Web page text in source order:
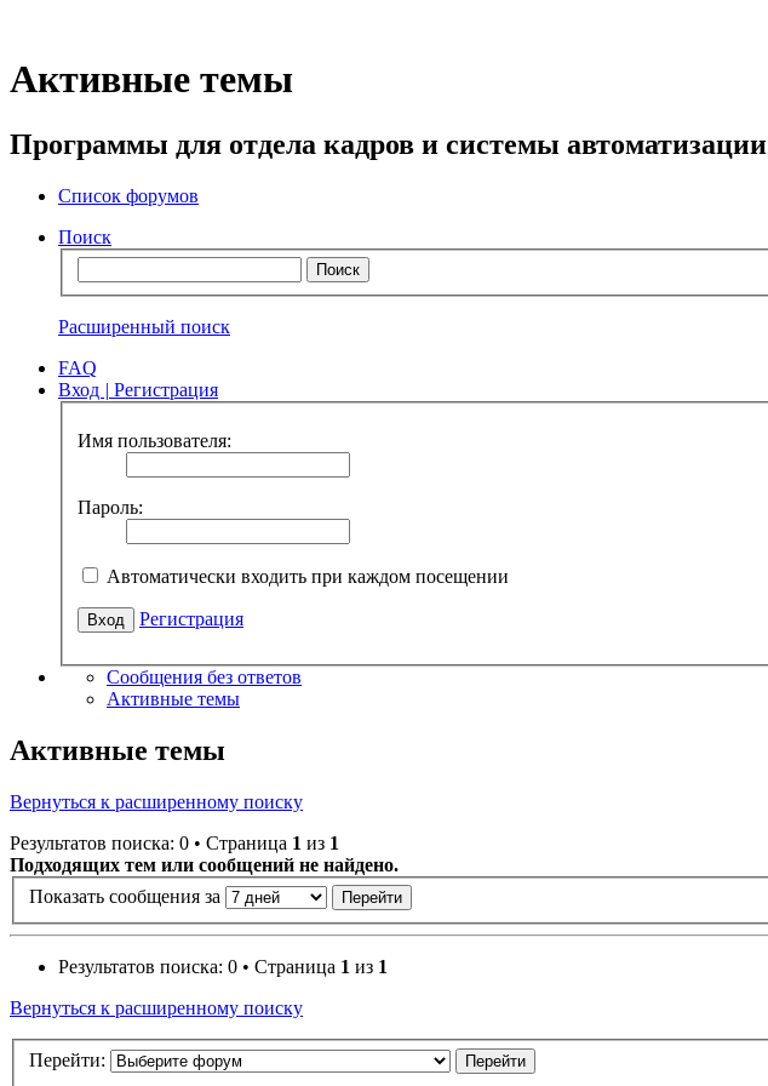
Активные темы
Программы для отдела кадров и системы автоматизации
Список форумов
Поиск
Расширенный поиск
FAQ
Вход | Регистрация
Имя пользователя:
Пароль:
Автоматически входить при каждом посещении
Регистрация
Сообщения без ответов
Активные темы
Активные темы
Вернуться к расширенному поиску
Результатов поиска: 0 • Страница 1 из 1
Подходящих тем или сообщений не найдено.
Показать сообщения за
Результатов поиска: 0 • Страница 1 из 1
Вернуться к расширенному поиску
Перейти: